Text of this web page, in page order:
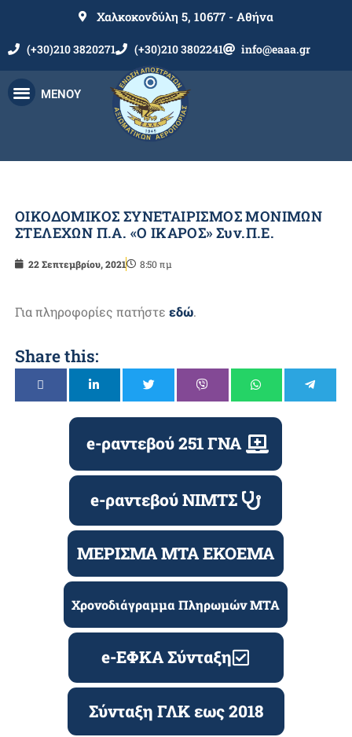
Χαλκοκονδύλη 5, 10677 - Αθήνα
(+30)210 3820271 (+30)210 3802241 info@eaaa.gr
ΜΕΝΟΥ
ΟΙΚΟΔΟΜΙΚΟΣ ΣΥΝΕΤΑΙΡΙΣΜΟΣ ΜΟΝΙΜΩΝ
ΣΤΕΛΕΧΩΝ Π.Α. «Ο ΙΚΑΡΟΣ» Συν.Π.Ε.
22 Σεπτεμβρίου, 2021 8:50 πμ
Για πληροφορίες πατήστε εδώ.
Share this:
e-ραντεβού 251 ΓΝΑ
e-ραντεβού ΝΙΜΤΣ
ΜΕΡΙΣΜΑ ΜΤΑ ΕΚΟΕΜΑ
Χρονοδιάγραμμα Πληρωμών ΜΤΑ
e-ΕΦΚΑ Σύνταξη
Σύνταξη ΓΛΚ εως 2018